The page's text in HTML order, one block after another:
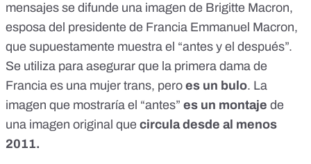
mensajes se difunde una imagen de Brigitte Macron,
esposa del presidente de Francia Emmanuel Macron,
que supuestamente muestra el “antes y el después”.
Se utiliza para asegurar que la primera dama de
Francia es una mujer trans, pero es un bulo. La
imagen que mostraría el “antes” es un montaje de
una imagen original que circula desde al menos
2011.